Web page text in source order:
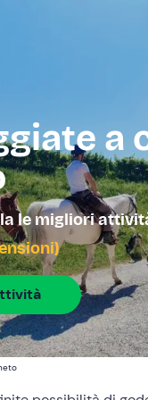
a
le migliori